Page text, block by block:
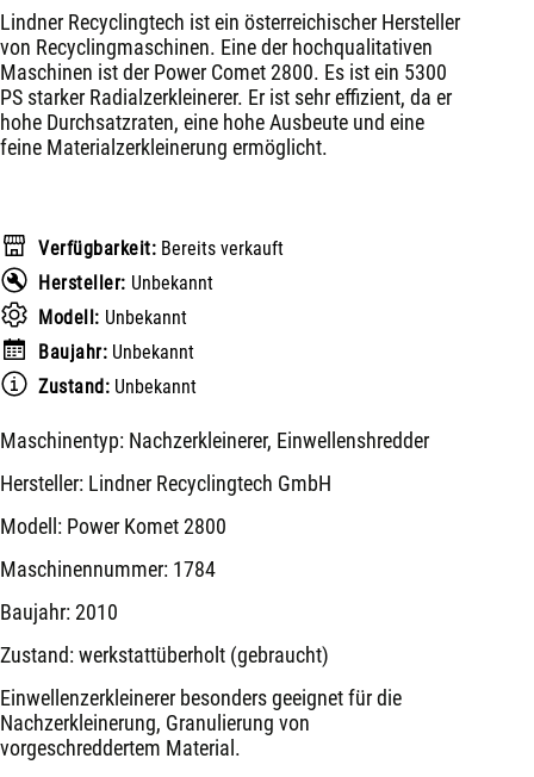
Lindner Recyclingtech ist ein österreichischer Hersteller
von Recyclingmaschinen. Eine der hochqualitativen
Maschinen ist der Power Comet 2800. Es ist ein 5300
PS starker Radialzerkleinerer. Er ist sehr effizient, da er
hohe Durchsatzraten, eine hohe Ausbeute und eine
feine Materialzerkleinerung ermöglicht.
Verfügbarkeit: Bereits verkauft
Hersteller: Unbekannt
Modell: Unbekannt
Baujahr: Unbekannt
Zustand: Unbekannt
Maschinentyp: Nachzerkleinerer, Einwellenshredder
Hersteller: Lindner Recyclingtech GmbH
Modell: Power Komet 2800
Maschinennummer: 1784
Baujahr: 2010
Zustand: werkstattüberholt (gebraucht)
Einwellenzerkleinerer besonders geeignet für die
Nachzerkleinerung, Granulierung von
vorgeschreddertem Material.